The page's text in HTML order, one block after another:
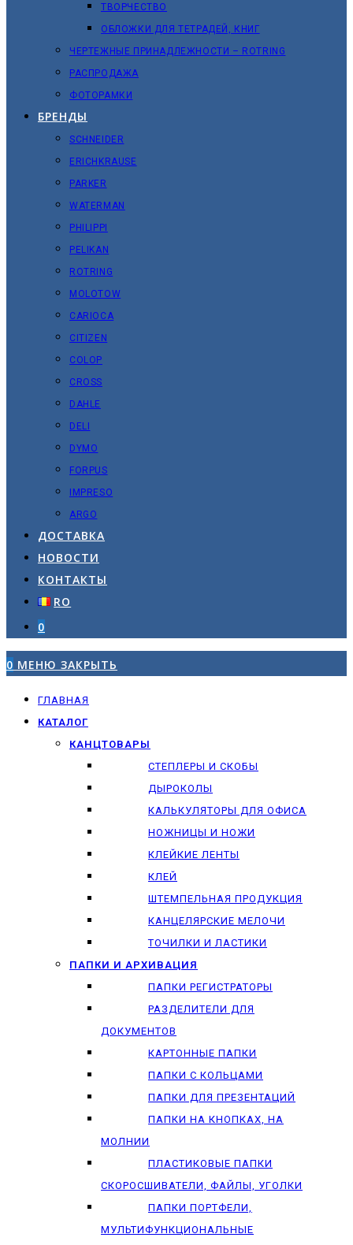
ТВОРЧЕСТВО
ОБЛОЖКИ ДЛЯ ТЕТРАДЕЙ, КНИГ
ЧЕРТЕЖНЫЕ ПРИНАДЛЕЖНОСТИ – ROTRING
РАСПРОДАЖА
ФОТОРАМКИ
БРЕНДЫ
SCHNEIDER
ERICHKRAUSE
PARKER
WATERMAN
PHILIPPI
PELIKAN
ROTRING
MOLOTOW
CARIOCA
CITIZEN
COLOP
CROSS
DAHLE
DELI
DYMO
FORPUS
IMPRESO
ARGO
ДОСТАВКА
НОВОСТИ
КОНТАКТЫ
RO
0
0 МЕНЮ ЗАКРЫТЬ
ГЛАВНАЯ
КАТАЛОГ
КАНЦТОВАРЫ
СТЕПЛЕРЫ И СКОБЫ
ДЫРОКОЛЫ
КАЛЬКУЛЯТОРЫ ДЛЯ ОФИСА
НОЖНИЦЫ И НОЖИ
КЛЕЙКИЕ ЛЕНТЫ
КЛЕЙ
ШТЕМПЕЛЬНАЯ ПРОДУКЦИЯ
КАНЦЕЛЯРСКИЕ МЕЛОЧИ
ТОЧИЛКИ И ЛАСТИКИ
ПАПКИ И АРХИВАЦИЯ
ПАПКИ РЕГИСТРАТОРЫ
РАЗДЕЛИТЕЛИ ДЛЯ
ДОКУМЕНТОВ
КАРТОННЫЕ ПАПКИ
ПАПКИ С КОЛЬЦАМИ
ПАПКИ ДЛЯ ПРЕЗЕНТАЦИЙ
ПАПКИ НА КНОПКАХ, НА
МОЛНИИ
ПЛАСТИКОВЫЕ ПАПКИ
СКОРОСШИВАТЕЛИ, ФАЙЛЫ, УГОЛКИ
ПАПКИ ПОРТФЕЛИ,
МУЛЬТИФУНКЦИОНАЛЬНЫЕ